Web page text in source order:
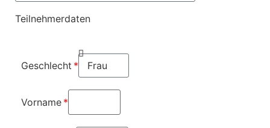
Teilnehmerdaten
Geschlecht
Vorname